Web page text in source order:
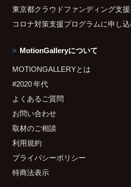
東京都クラウドファンディング支
コロナ対策支援プログラムに申し
MotionGalleryについて
MOTIONGALLERYとは
#2020 年代
よくあるご質問
お問い合わせ
取材のご相談
利用規約
プライバシーポリシー
特商法表示